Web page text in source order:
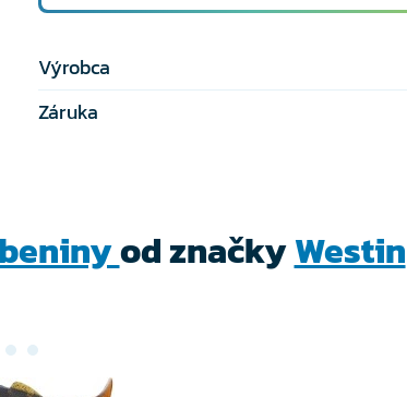
Výrobca
Záruka
od značkyWestin